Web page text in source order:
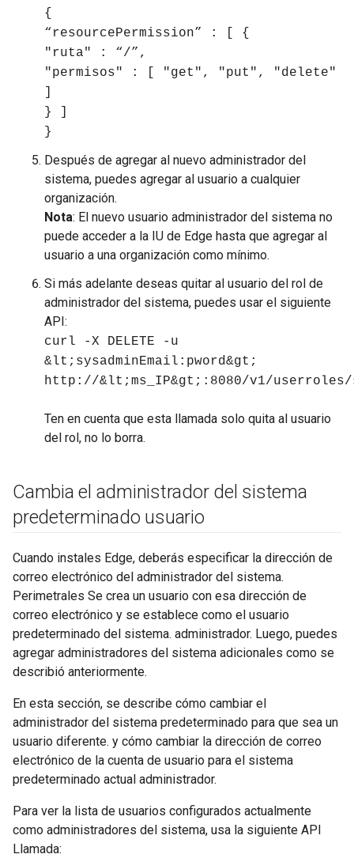
{
“resourcePermission” : [ {
"ruta" : “/”,
"permisos" : [ "get", "put", "delete"
} ]
}
Después de agregar al nuevo administrador del
sistema, puedes agregar al usuario a cualquier
organización.
Nota: El nuevo usuario administrador del sistema no
puede acceder a la IU de Edge hasta que agregar al
usuario a una organización como mínimo.
Si más adelante deseas quitar al usuario del rol de
administrador del sistema, puedes usar el siguiente
API:
curl -X DELETE -u
&lt;sysadminEmail:pword&gt;
http://&lt;ms_IP&gt;:8080/v1/userroles/
Ten en cuenta que esta llamada solo quita al usuario
del rol, no lo borra.
Cambia el administrador del sistema
predeterminado usuario
Cuando instales Edge, deberás especificar la dirección de
correo electrónico del administrador del sistema.
Perimetrales Se crea un usuario con esa dirección de
correo electrónico y se establece como el usuario
predeterminado del sistema. administrador. Luego, puedes
agregar administradores del sistema adicionales como se
describió anteriormente.
En esta sección, se describe cómo cambiar el
administrador del sistema predeterminado para que sea un
usuario diferente. y cómo cambiar la dirección de correo
electrónico de la cuenta de usuario para el sistema
predeterminado actual administrador.
Para ver la lista de usuarios configurados actualmente
como administradores del sistema, usa la siguiente API
Llamada: